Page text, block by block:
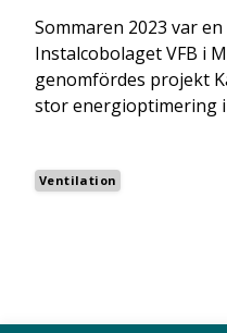
Sommaren 2023 var
Instalcobolaget VFB i
genomfördes projekt
stor energioptimering
Ventilation